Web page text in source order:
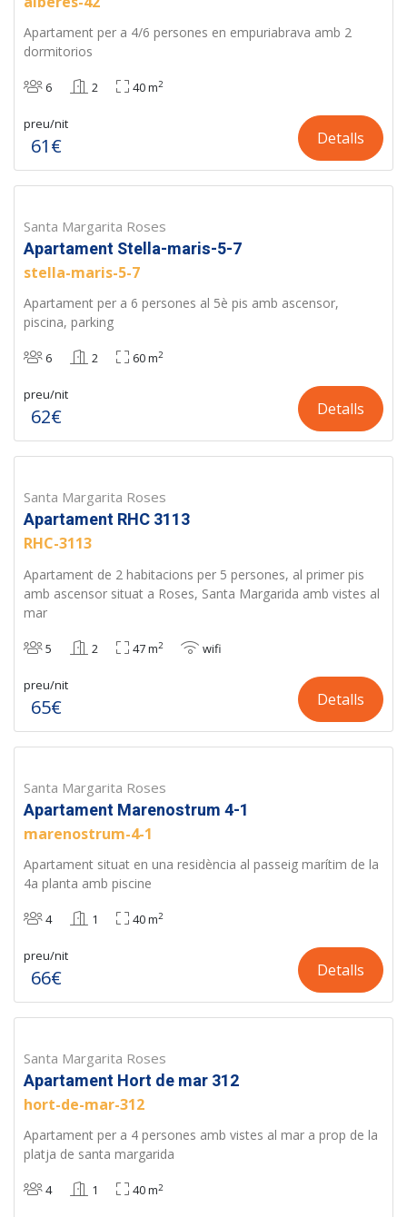
Apartament per a 4/6 persones en empuriabrava amb 2
dormitorios
6 2 40 m2
preu/nit
61€ Detalls
Santa Margarita Roses
Apartament Stella-maris-5-7
stella-maris-5-7
Apartament per a 6 persones al 5è pis amb ascensor,
piscina, parking
6 2 60 m2
preu/nit
62€ Detalls
Santa Margarita Roses
Apartament RHC 3113
RHC-3113
Apartament de 2 habitacions per 5 persones, al primer pis
amb ascensor situat a Roses, Santa Margarida amb vistes al
mar
5 2 47 m2 wifi
preu/nit
65€ Detalls
Santa Margarita Roses
Apartament Marenostrum 4-1
marenostrum-4-1
Apartament situat en una residència al passeig marítim de la
4a planta amb piscine
4 1 40 m2
preu/nit
66€ Detalls
Santa Margarita Roses
Apartament Hort de mar 312
hort-de-mar-312
Apartament per a 4 persones amb vistes al mar a prop de la
platja de santa margarida
4 1 40 m2